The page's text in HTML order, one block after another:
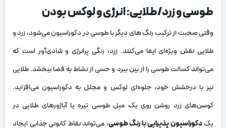
طوسی و زرد/طلایی: انرژی و لوکس بودن
وقتی صحبت از ترکیب رنگ های دیگر با طوسی در دکوراسیون می‌شود، زرد و
طلایی نقش ویژه‌ای ایفا می‌کنند. زرد، رنگی پرانرژی و شادی‌آور است که
می‌تواند کسالت طوسی را از بین ببرد و حسی از نشاط به فضا ببخشد. طلایی
نیز با درخشش خود، جلوه‌ای لوکس و مجلل به دکوراسیون می‌افزاید.
کوسن‌های زرد روشن روی یک مبل طوسی تیره یا آباژورهای طلایی در
یکدکوراسیون پذیرایی با رنگ طوسی، می‌تواند نقاط کانونی جذابی ایجاد